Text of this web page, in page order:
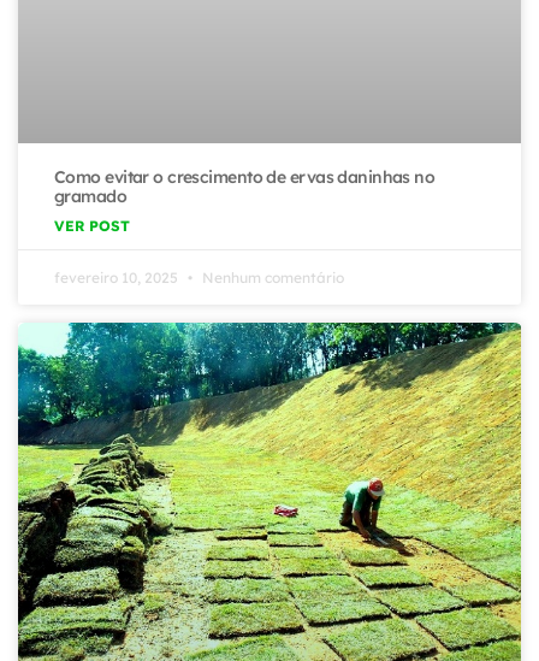
Como evitar o crescimento de ervas daninhas no
gramado
VER POST
fevereiro 10, 2025 Nenhum comentário